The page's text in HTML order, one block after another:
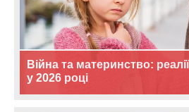
Війна та материнство:
у 2026 році